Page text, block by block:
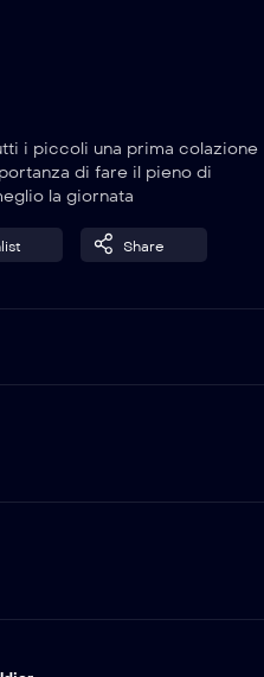
i piccoli una prima colazione
di fare il pieno di
la giornata
Share